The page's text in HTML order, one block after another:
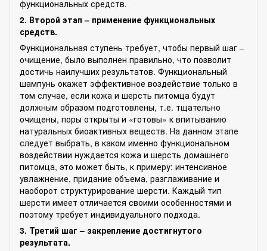
функциональных средств.
2. Второй этап – применение функциональных
средств.
Функциональная ступень требует, чтобы первый шаг –
очищение, было выполнен правильно, что позволит
достичь наилучших результатов. Функциональный
шампунь окажет эффективное воздействие только в
том случае, если кожа и шерсть питомца будут
должным образом подготовлены, т.е. тщательно
очищены, поры открыты и «готовы» к впитыванию
натуральных биоактивных веществ. На данном этапе
следует выбрать, в каком именно функциональном
воздействии нуждается кожа и шерсть домашнего
питомца, это может быть, к примеру: интенсивное
увлажнение, придание объема, разглаживание и
наоборот структурирование шерсти. Каждый тип
шерсти имеет отличается своими особенностями и
поэтому требует индивидуального подхода.
3. Третий шаг – закрепление достигнутого
результата.